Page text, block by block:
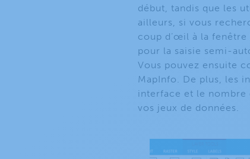
début, tandis que les
ailleurs, si vous
coup d’œil à la fenêtre
pour la saisie semi-
Vous pouvez ensuite
MapInfo. De plus, les
interface et le nombre
vos jeux de données.